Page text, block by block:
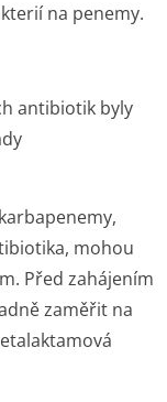
na penemy.
antibiotik byly
mohou
Před zahájením
zaměřit na